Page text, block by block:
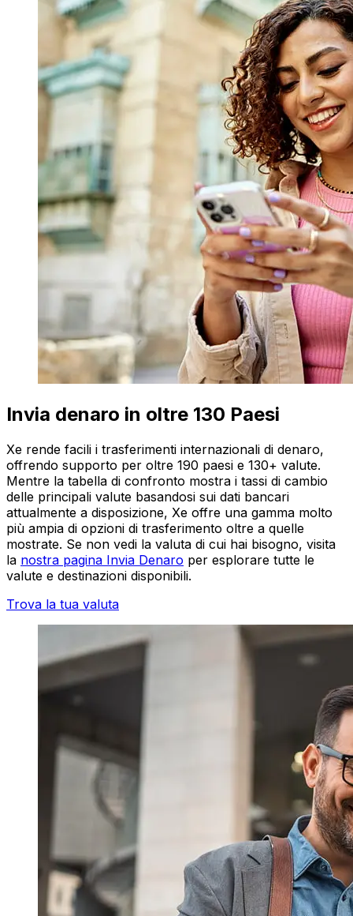
Invia denaro in oltre 130 Paesi
Xe rende facili i trasferimenti internazionali di denaro,
offrendo supporto per oltre 190 paesi e 130+ valute.
Mentre la tabella di confronto mostra i tassi di cambio
delle principali valute basandosi sui dati bancari
attualmente a disposizione, Xe offre una gamma molto
più ampia di opzioni di trasferimento oltre a quelle
mostrate. Se non vedi la valuta di cui hai bisogno, visita
la nostra pagina Invia Denaro per esplorare tutte le
valute e destinazioni disponibili.
Trova la tua valuta